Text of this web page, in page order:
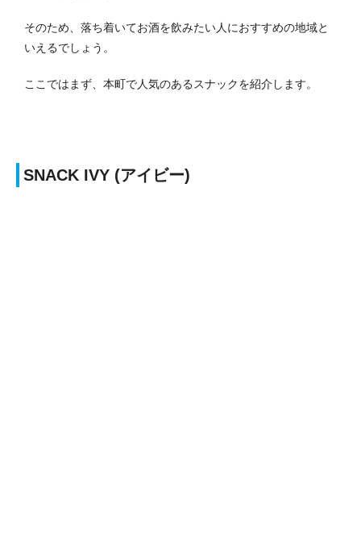
そのため、落ち着いてお酒を飲みたい人におすすめの地域と
いえるでしょう。
ここではまず、本町で人気のあるスナックを紹介します。
SNACK IVY (アイビー)